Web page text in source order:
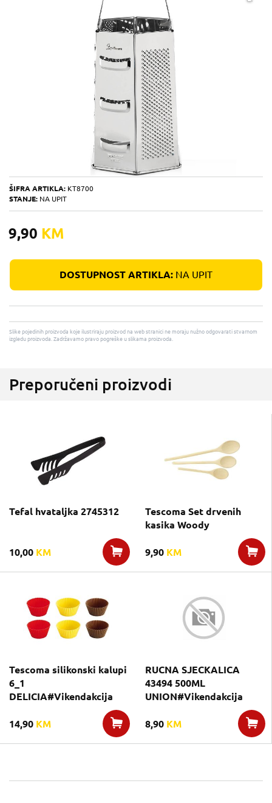
ŠIFRA ARTIKLA: KT8700
STANJE: NA UPIT
9,90 KM
DOSTUPNOST ARTIKLA: NA UPIT
Slike pojedinih proizvoda koje ilustriraju proizvod na web stranici ne moraju nužno odgovarati stvarnom
izgledu proizvoda. Zadržavamo pravo pogreške u slikama proizvoda.
Preporučeni proizvodi
Tefal hvataljka 2745312
10,00 KM
Tescoma Set drvenih
kasika Woody
9,90 KM
Tescoma silikonski kalupi
6_1
DELICIA#Vikendakcija
14,90 KM
RUCNA SJECKALICA
43494 500ML
UNION#Vikendakcija
8,90 KM